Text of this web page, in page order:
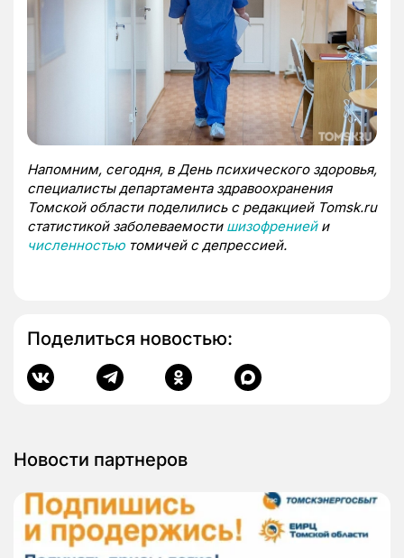
Напомним, сегодня, в День психического здоровья,
специалисты департамента здравоохранения
Томской области поделились с редакцией Tomsk.ru
статистикой заболеваемости шизофрениейи
численностью томичей с депрессией.
Поделиться новостью:
Новости партнеров